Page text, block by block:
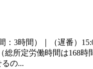
：3時間）｜（遅番）
所定労働時間は168時
の...